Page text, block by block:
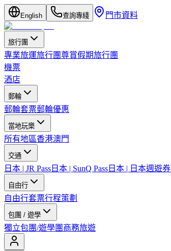
English 查詢專綫 門市資料
旅行團
專業旅運旅行團尊賞假期旅行團
機票
酒店
郵輪
郵輪套票郵輪優惠
當地玩樂
所有地區香港澳門
交通
日本 | JR Pass 日本 | SunQ Pass 日本 | 日本週遊券
自由行
自由行套票行程策劃
包團 / 遊學
獨立包團/遊學團 商務旅遊